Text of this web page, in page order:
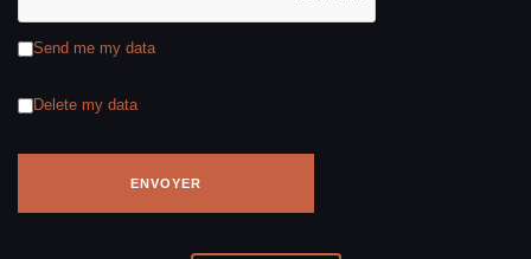
Send me my data
Delete my data